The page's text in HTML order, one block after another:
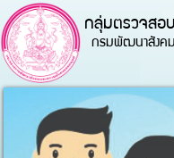
กลุ่มตรวจสอ
กรมพัฒนาสังคม